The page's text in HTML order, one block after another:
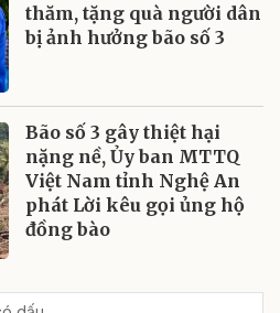
thăm, tặng quà người dân
bị ảnh hưởng bão số 3
Bão số 3 gây thiệt hại
nặng nề, Ủy ban MTTQ
Việt Nam tỉnh Nghệ An
phát Lời kêu gọi ủng hộ
đồng bào